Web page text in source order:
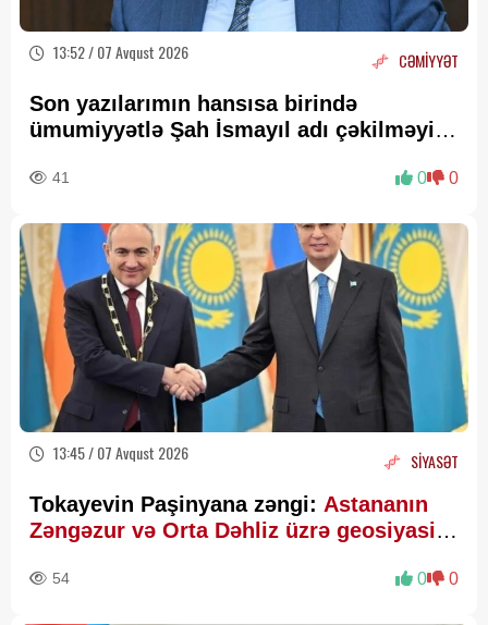
13:52 / 07 Avqust 2026 CƏMİYYƏT
Son yazılarımın hansısa birində
ümumiyyətlə Şah İsmayıl adı çəkilməyib
41 0 0
13:45 / 07 Avqust 2026 SİYASƏT
Tokayevin Paşinyana zəngi: Astananın
Zəngəzur və Orta Dəhliz üzrə geosiyasi
54 0 0